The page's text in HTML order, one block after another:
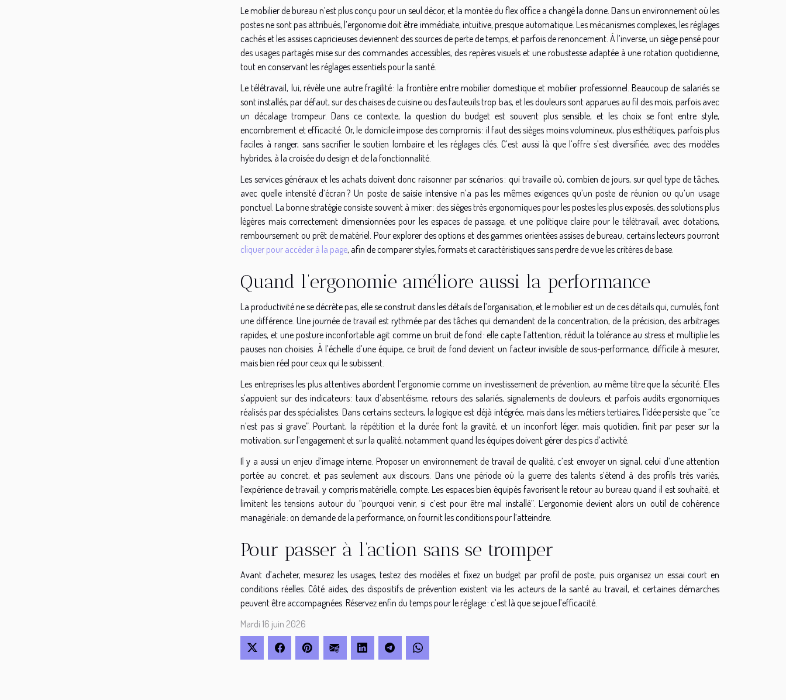
Le mobilier de bureau n’est plus conçu pour un seul décor, et la montée du flex office a changé la donne. Dans un environnement où les
postes ne sont pas attribués, l’ergonomie doit être immédiate, intuitive, presque automatique. Les mécanismes complexes, les réglages
cachés et les assises capricieuses deviennent des sources de perte de temps, et parfois de renoncement. À l’inverse, un siège pensé pour
des usages partagés mise sur des commandes accessibles, des repères visuels et une robustesse adaptée à une rotation quotidienne,
tout en conservant les réglages essentiels pour la santé.
Le télétravail, lui, révèle une autre fragilité : la frontière entre mobilier domestique et mobilier professionnel. Beaucoup de salariés se
sont installés, par défaut, sur des chaises de cuisine ou des fauteuils trop bas, et les douleurs sont apparues au fil des mois, parfois avec
un décalage trompeur. Dans ce contexte, la question du budget est souvent plus sensible, et les choix se font entre style,
encombrement et efficacité. Or, le domicile impose des compromis : il faut des sièges moins volumineux, plus esthétiques, parfois plus
faciles à ranger, sans sacrifier le soutien lombaire et les réglages clés. C’est aussi là que l’offre s’est diversifiée, avec des modèles
hybrides, à la croisée du design et de la fonctionnalité.
Les services généraux et les achats doivent donc raisonner par scénarios : qui travaille où, combien de jours, sur quel type de tâches,
avec quelle intensité d’écran ? Un poste de saisie intensive n’a pas les mêmes exigences qu’un poste de réunion ou qu’un usage
ponctuel. La bonne stratégie consiste souvent à mixer : des sièges très ergonomiques pour les postes les plus exposés, des solutions plus
légères mais correctement dimensionnées pour les espaces de passage, et une politique claire pour le télétravail, avec dotations,
remboursement ou prêt de matériel. Pour explorer des options et des gammes orientées assises de bureau, certains lecteurs pourront
cliquer pour accéder à la page, afin de comparer styles, formats et caractéristiques sans perdre de vue les critères de base.
Quand l’ergonomie améliore aussi la performance
La productivité ne se décrète pas, elle se construit dans les détails de l’organisation, et le mobilier est un de ces détails qui, cumulés, font
une différence. Une journée de travail est rythmée par des tâches qui demandent de la concentration, de la précision, des arbitrages
rapides, et une posture inconfortable agit comme un bruit de fond : elle capte l’attention, réduit la tolérance au stress et multiplie les
pauses non choisies. À l’échelle d’une équipe, ce bruit de fond devient un facteur invisible de sous-performance, difficile à mesurer,
mais bien réel pour ceux qui le subissent.
Les entreprises les plus attentives abordent l’ergonomie comme un investissement de prévention, au même titre que la sécurité. Elles
s’appuient sur des indicateurs : taux d’absentéisme, retours des salariés, signalements de douleurs, et parfois audits ergonomiques
réalisés par des spécialistes. Dans certains secteurs, la logique est déjà intégrée, mais dans les métiers tertiaires, l’idée persiste que “ce
n’est pas si grave”. Pourtant, la répétition et la durée font la gravité, et un inconfort léger, mais quotidien, finit par peser sur la
motivation, sur l’engagement et sur la qualité, notamment quand les équipes doivent gérer des pics d’activité.
Il y a aussi un enjeu d’image interne. Proposer un environnement de travail de qualité, c’est envoyer un signal, celui d’une attention
portée au concret, et pas seulement aux discours. Dans une période où la guerre des talents s’étend à des profils très variés,
l’expérience de travail, y compris matérielle, compte. Les espaces bien équipés favorisent le retour au bureau quand il est souhaité, et
limitent les tensions autour du “pourquoi venir, si c’est pour être mal installé”. L’ergonomie devient alors un outil de cohérence
managériale : on demande de la performance, on fournit les conditions pour l’atteindre.
Pour passer à l’action sans se tromper
Avant d’acheter, mesurez les usages, testez des modèles et fixez un budget par profil de poste, puis organisez un essai court en
conditions réelles. Côté aides, des dispositifs de prévention existent via les acteurs de la santé au travail, et certaines démarches
peuvent être accompagnées. Réservez enfin du temps pour le réglage : c’est là que se joue l’efficacité.
Mardi 16 juin 2026